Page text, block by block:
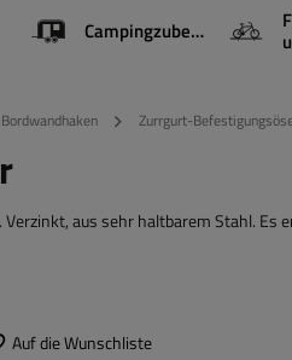
Campingzubehör
Zurrgurt-
aus sehr haltbarem Stahl. Es
Auf die Wunschliste